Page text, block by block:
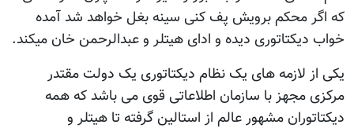
که اگر محکم برویش پف کنی سینه بغل خواهد شد آمده
خواب دیکتاتوری دیده و ادای هیتلر و عبدالرحمن خان میکند.
یکی از لازمه های یک نظام دیکتاتوری یک دولت مقتدر
مرکزی مجهز با سازمان اطلاعاتی قوی می باشد که همه
دیکتاتوران مشهور عالم از استالین گرفته تا هیتلر و